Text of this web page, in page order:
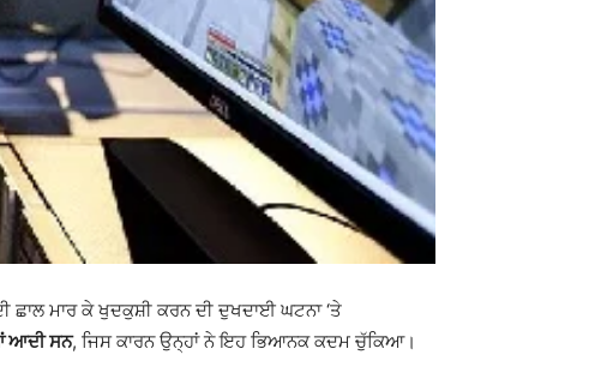
ਛਾਲ ਮਾਰ ਕੇ ਖੁਦਕੁਸ਼ੀ ਕਰਨ ਦੀ ਦੁਖਦਾਈ ਘਟਨਾ ‘ਤੇ
ਆਦੀ ਸਨ, ਜਿਸ ਕਾਰਨ ਉਨ੍ਹਾਂ ਨੇ ਇਹ ਭਿਆਨਕ ਕਦਮ ਚੁੱਕਿਆ।